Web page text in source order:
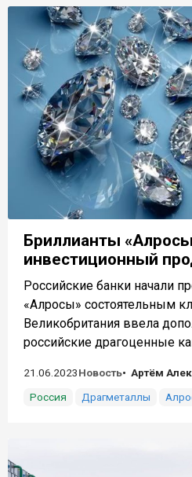
Бриллианты
инвестиционный
Российские банки начали
«Алросы» состоятельным
Великобритания ввела
российские драгоценные
21.06.2023Новость
Артём
Россия
Драгметаллы